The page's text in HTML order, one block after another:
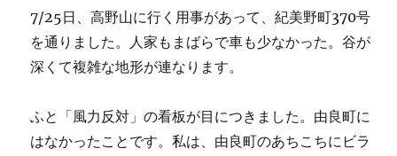
7/25日、高野山に行く用事があって、紀美野町370号
を通りました。人家もまばらで車も少なかった。谷が
深くて複雑な地形が連なります。
ふと「風力反対」の看板が目につきました。由良町に
はなかったことです。私は、由良町のあちこちにビラ